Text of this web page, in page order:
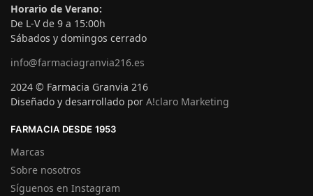
Horario de Verano:
De L-V de 9 a 15:00h
Sábados y domingos cerrado
info@farmaciagranvia216.es
2024 © Farmacia Granvia 216
Diseñado y desarrollado por A!claro Marketing
FARMACIA DESDE 1953
Marcas
Sobre nosotros
Síguenos en Instagram